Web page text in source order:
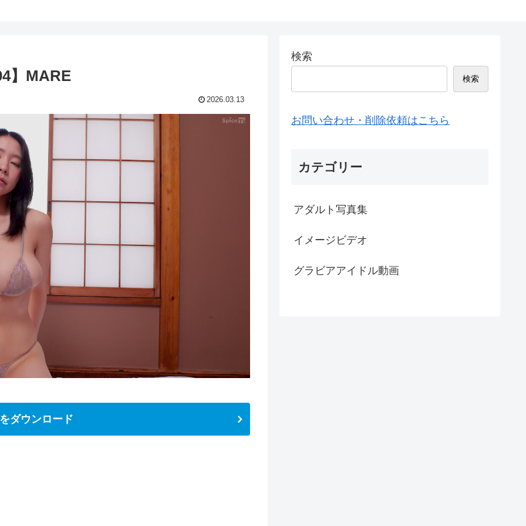
】MARE
2026.03.13
ダウンロード
検索
検索
お問い合わせ・削除依頼はこちら
カテゴリー
アダルト写真集
イメージビデオ
グラビアアイドル動画